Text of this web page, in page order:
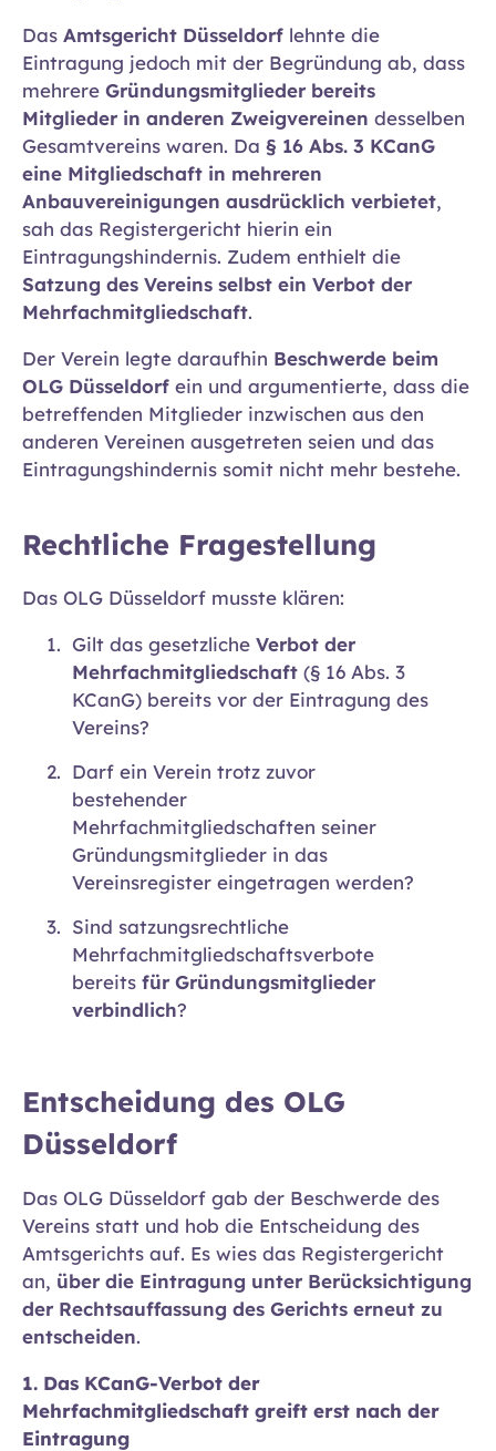
Das Amtsgericht Düsseldorf lehnte die
Eintragung jedoch mit der Begründung ab, dass
mehrere Gründungsmitglieder bereits
Mitglieder in anderen Zweigvereinen desselben
Gesamtvereins waren. Da § 16 Abs. 3 KCanG
eine Mitgliedschaft in mehreren
Anbauvereinigungen ausdrücklich verbietet,
sah das Registergericht hierin ein
Eintragungshindernis. Zudem enthielt die
Satzung des Vereins selbst ein Verbot der
Mehrfachmitgliedschaft.
Der Verein legte daraufhin Beschwerde beim
OLG Düsseldorf ein und argumentierte, dass die
betreffenden Mitglieder inzwischen aus den
anderen Vereinen ausgetreten seien und das
Eintragungshindernis somit nicht mehr bestehe.
Rechtliche Fragestellung
Das OLG Düsseldorf musste klären:
Gilt das gesetzliche Verbot der
Mehrfachmitgliedschaft (§ 16 Abs. 3
KCanG) bereits vor der Eintragung des
Vereins?
Darf ein Verein trotz zuvor
bestehender
Mehrfachmitgliedschaften seiner
Gründungsmitglieder in das
Vereinsregister eingetragen werden?
Sind satzungsrechtliche
Mehrfachmitgliedschaftsverbote
bereits für Gründungsmitglieder
verbindlich?
Entscheidung des OLG
Düsseldorf
Das OLG Düsseldorf gab der Beschwerde des
Vereins statt und hob die Entscheidung des
Amtsgerichts auf. Es wies das Registergericht
an, über die Eintragung unter Berücksichtigung
der Rechtsauffassung des Gerichts erneut zu
entscheiden.
1. Das KCanG-Verbot der
Mehrfachmitgliedschaft greift erst nach der
Eintragung